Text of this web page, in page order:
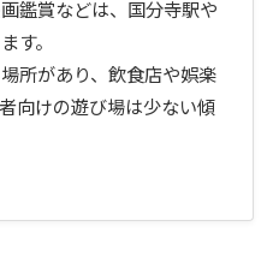
鑑賞などは、国分寺駅や
す。
所があり、飲食店や娯楽
向けの遊び場は少ない傾